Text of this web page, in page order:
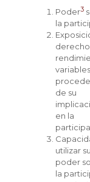
Poder3
la
variables
de su
en la
utilizar su
poder
la